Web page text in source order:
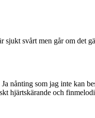
sjukt svårt men går om det
nånting som jag inte kan
hjärtskärande och